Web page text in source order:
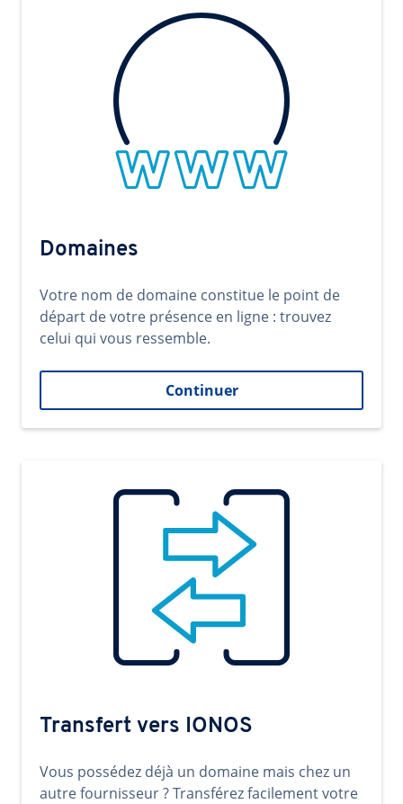
Domaines
Votre nom de domaine constitue le point de
départ de votre présence en ligne : trouvez
celui qui vous ressemble.
Continuer
Transfert vers IONOS
Vous possédez déjà un domaine mais chez un
autre fournisseur ? Transférez facilement votre